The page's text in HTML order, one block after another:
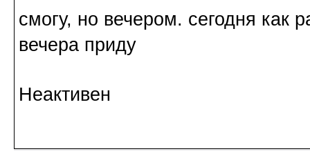
смогу, но вечером. сегодня как
вечера приду
Неактивен